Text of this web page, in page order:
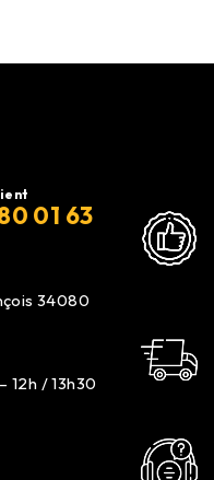
01 63
34080
12h / 13h30